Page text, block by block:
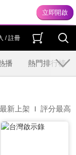
/ 註冊
播 熱門排行榜
最新上架 評分最高